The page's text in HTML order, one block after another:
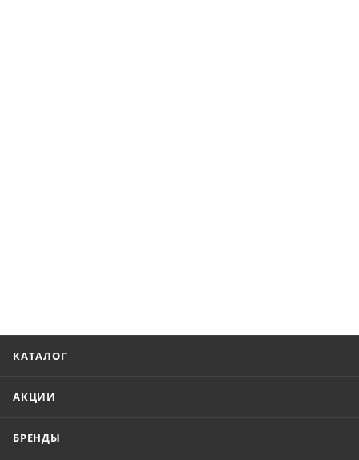
КАТАЛОГ
АКЦИИ
БРЕНДЫ